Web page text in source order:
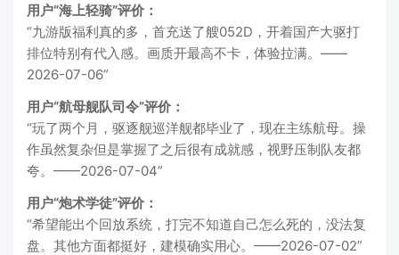
用户“海上轻骑”评价：
“九游版福利真的多，首充送了艘052D，开着国产大驱打
排位特别有代入感。画质开最高不卡，体验拉满。——
2026-07-06”
用户“航母舰队司令”评价：
“玩了两个月，驱逐舰巡洋舰都毕业了，现在主练航母。操
作虽然复杂但是掌握了之后很有成就感，视野压制队友都
夸。——2026-07-04”
用户“炮术学徒”评价：
“希望能出个回放系统，打完不知道自己怎么死的，没法复
盘。其他方面都挺好，建模确实用心。——2026-07-02”